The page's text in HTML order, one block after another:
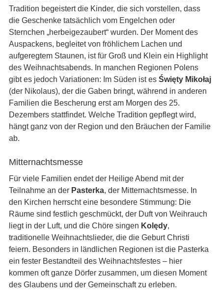
Tradition begeistert die Kinder, die sich vorstellen, dass
die Geschenke tatsächlich vom Engelchen oder
Sternchen „herbeigezaubert“ wurden. Der Moment des
Auspackens, begleitet von fröhlichem Lachen und
aufgeregtem Staunen, ist für Groß und Klein ein Highlight
des Weihnachtsabends. In manchen Regionen Polens
gibt es jedoch Variationen: Im Süden ist es Święty Mikołaj
(der Nikolaus), der die Gaben bringt, während in anderen
Familien die Bescherung erst am Morgen des 25.
Dezembers stattfindet. Welche Tradition gepflegt wird,
hängt ganz von der Region und den Bräuchen der Familie
ab.
Mitternachtsmesse
Für viele Familien endet der Heilige Abend mit der
Teilnahme an der Pasterka, der Mitternachtsmesse. In
den Kirchen herrscht eine besondere Stimmung: Die
Räume sind festlich geschmückt, der Duft von Weihrauch
liegt in der Luft, und die Chöre singen Kolędy,
traditionelle Weihnachtslieder, die die Geburt Christi
feiern. Besonders in ländlichen Regionen ist die Pasterka
ein fester Bestandteil des Weihnachtsfestes – hier
kommen oft ganze Dörfer zusammen, um diesen Moment
des Glaubens und der Gemeinschaft zu erleben.